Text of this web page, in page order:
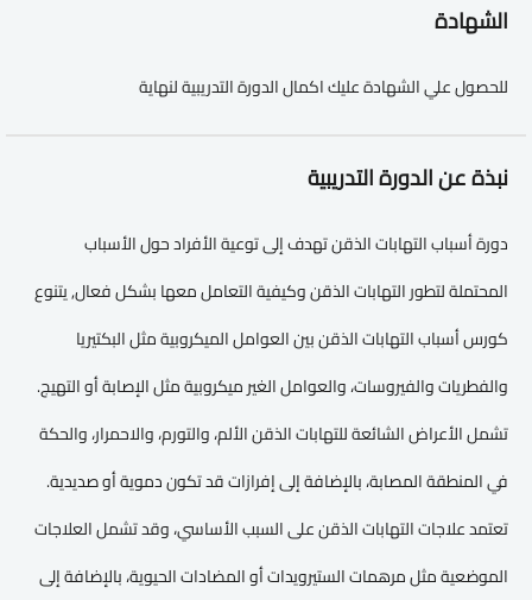
الشهادة
للحصول علي الشهادة عليك اكمال الدورة التدريبية لنهاية
نبذة عن الدورة التدريبية
دورة أسباب التهابات الذقن تهدف إلى توعية الأفراد حول الأسباب
المحتملة لتطور التهابات الذقن وكيفية التعامل معها بشكل فعال, يتنوع
كورس أسباب التهابات الذقن بين العوامل الميكروبية مثل البكتيريا
والفطريات والفيروسات، والعوامل الغير ميكروبية مثل الإصابة أو التهيج.
تشمل الأعراض الشائعة للتهابات الذقن الألم، والتورم، والاحمرار، والحكة
في المنطقة المصابة، بالإضافة إلى إفرازات قد تكون دموية أو صديدية.
تعتمد علاجات التهابات الذقن على السبب الأساسي، وقد تشمل العلاجات
الموضعية مثل مرهمات الستيرويدات أو المضادات الحيوية، بالإضافة إلى